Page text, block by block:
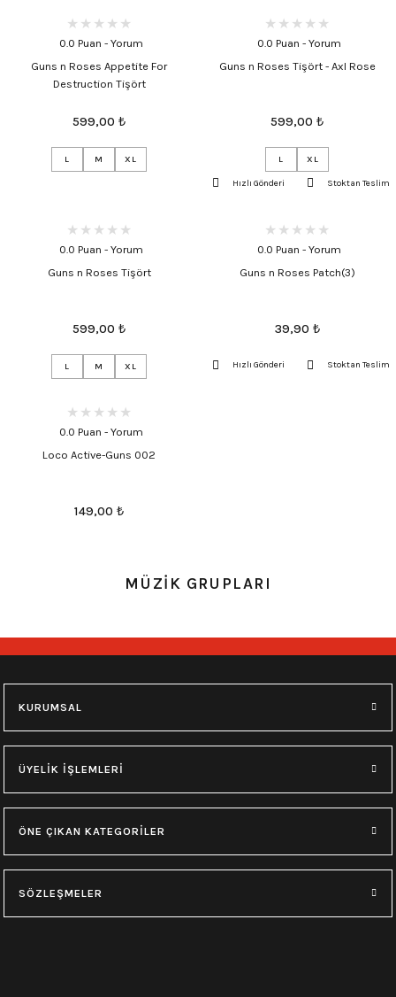
0.0 Puan - Yorum
Guns n Roses Appetite For
Destruction Tişört
599,00 ₺
L M XL
0.0 Puan - Yorum
Guns n Roses Tişört - Axl Rose
599,00 ₺
L XL
Hızlı Gönderi Stoktan Teslim
0.0 Puan - Yorum
Guns n Roses Tişört
599,00 ₺
L M XL
0.0 Puan - Yorum
Guns n Roses Patch(3)
39,90 ₺
Hızlı Gönderi Stoktan Teslim
0.0 Puan - Yorum
Loco Active-Guns 002
149,00 ₺
MÜZİK GRUPLARI
KURUMSAL
ÜYELİK İŞLEMLERİ
ÖNE ÇIKAN KATEGORİLER
SÖZLEŞMELER